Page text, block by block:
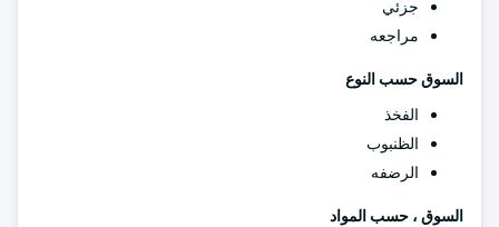
جزئي
مراجعه
السوق حسب النوع
الفخذ
الظنبوب
الرضفه
السوق ، حسب المواد